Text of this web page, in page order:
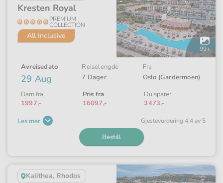
Kresten Royal
PREMIUM
COLLECTION
All Inclusive
Åpne
galleriet
99+
Avreisedato
29 Aug
Reiselengde
7 Dager
Fra
Oslo (Gardermoen)
Barn fra
1997,-
Pris fra
16097,-
Du sparer:
3473,-
Les mer
Gjeste­vurdering 4.4 av 5
Bestill
Kalithea, Rhodos